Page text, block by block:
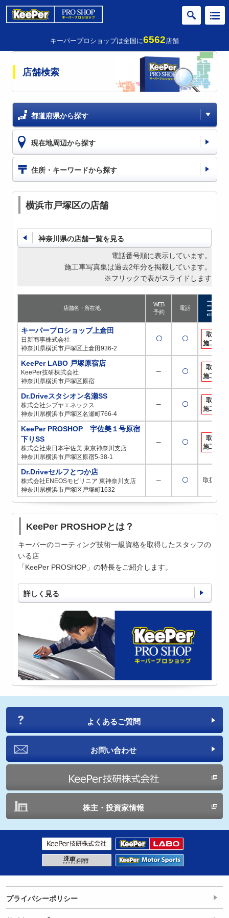
キーパープロショップは全国に6562店舗
店舗検索
都道府県から探す
現在地周辺から探す
住所・キーワードから探す
横浜市戸塚区の店舗
神奈川県の店舗一覧を見る
電話番号順に表示しています。
施工車写真集は過去2年分を掲載しています。
※フリックで表がスライドします
店舗名・所在地
WEB
予約
電話
キーパープロショップ上倉田
日新商事株式会社
神奈川県横浜市戸塚区上倉田936-2
〇 〇
取扱
施工店
KeePer LABO 戸塚原宿店
KeePer技研株式会社
神奈川県横浜市戸塚区原宿
─ 〇
取扱
施工店
Dr.Driveスタシオン名瀬SS
株式会社シブヤエネックス
神奈川県横浜市戸塚区名瀬町766-4
─ 〇
取扱
施工店
KeePer PROSHOP 宇佐美１号原宿
下りSS
株式会社東日本宇佐美 東京神奈川支店
神奈川県横浜市戸塚区原宿5-38-1
─ 〇
取扱
施工店
Dr.Driveセルフとつか店
株式会社ENEOSモビリニア 東神奈川支店
神奈川県横浜市戸塚区戸塚町1632
─ 〇 取扱店
KeePer PROSHOPとは？
キーパーのコーティング技術一級資格を取得したスタッフの
いる店
「KeePer PROSHOP」の特長をご紹介します。
詳しく見る
よくあるご質問
お問い合わせ
株主・投資家情報
プライバシーポリシー